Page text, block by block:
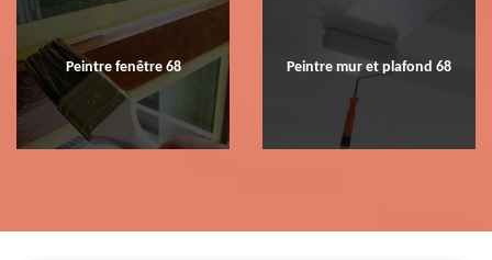
Peintre fenêtre 68 Peintre mur et plafond 68